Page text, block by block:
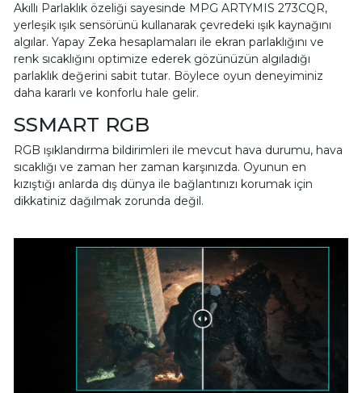
Akıllı Parlaklık özeliği sayesinde MPG ARTYMIS 273CQR,
yerleşik ışık sensörünü kullanarak çevredeki ışık kaynağını
algılar. Yapay Zeka hesaplamaları ile ekran parlaklığını ve
renk sıcaklığını optimize ederek gözünüzün algıladığı
parlaklık değerini sabit tutar. Böylece oyun deneyiminiz
daha kararlı ve konforlu hale gelir.
SSMART RGB
RGB ışıklandırma bildirimleri ile mevcut hava durumu, hava
sıcaklığı ve zaman her zaman karşınızda. Oyunun en
kızıştığı anlarda dış dünya ile bağlantınızı korumak için
dikkatiniz dağılmak zorunda değil.